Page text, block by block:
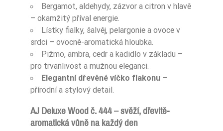
Bergamot, aldehydy, zázvor a citron v hlavě
– okamžitý příval energie.
Lístky fialky, šalvěj, pelargonie a ovoce v
srdci – ovocně-aromatická hloubka.
Pižmo, ambra, cedr a kadidlo v základu –
pro trvanlivost a mužnou eleganci.
Elegantní dřevěné víčko flakonu –
přírodní a stylový detail.
AJ Deluxe Wood č. 444 – svěží, dřevitě-
aromatická vůně na každý den